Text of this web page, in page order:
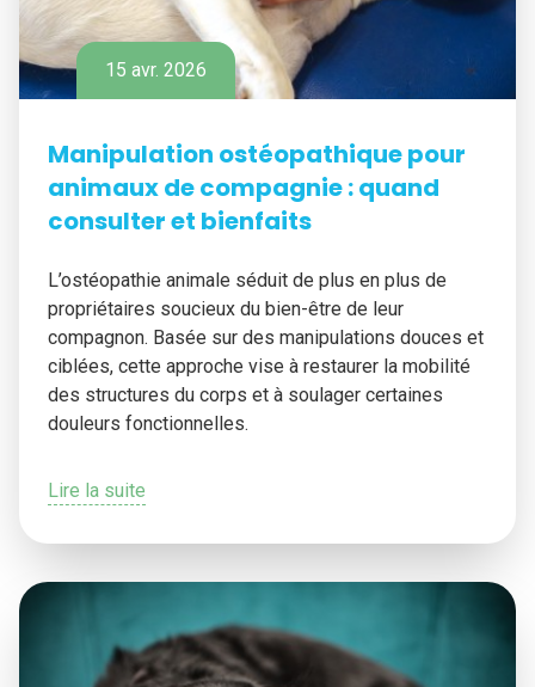
15 avr. 2026
Manipulation ostéopathique pour
animaux de compagnie : quand
consulter et bienfaits
L’ostéopathie animale séduit de plus en plus de
propriétaires soucieux du bien-être de leur
compagnon. Basée sur des manipulations douces et
ciblées, cette approche vise à restaurer la mobilité
des structures du corps et à soulager certaines
douleurs fonctionnelles.
Lire la suite